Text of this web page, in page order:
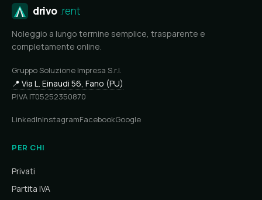
drivo .rent
Noleggio a lungo termine semplice, trasparente e
completamente online.
Gruppo Soluzione Impresa S.r.l.
📍 Via L. Einaudi 56, Fano (PU)
P.IVA IT05252350870
LinkedInInstagramFacebookGoogle
PER CHI
Privati
Partita IVA